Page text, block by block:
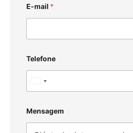
E-mail *
Telefone
i
t
Mensagem